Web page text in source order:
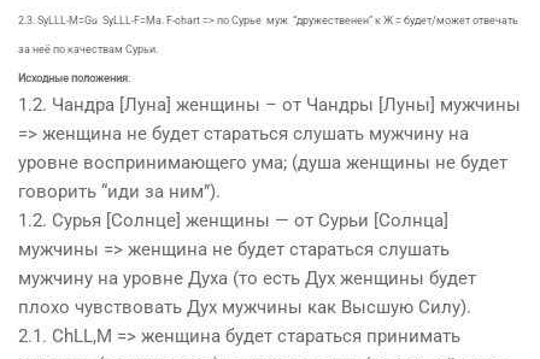
2.3. SyLLL-M=Gu SyLLL-F=Ma. F-chart => по Сурье муж “дружественен” к Ж = будет/может отвечать
за неё по качествам Сурьи.
Исходные положения:
1.2. Чандра [Луна] женщины – от Чандры [Луны] мужчины
=> женщина не будет стараться слушать мужчину на
уровне воспринимающего ума; (душа женщины не будет
говорить “иди за ним”).
1.2. Сурья [Солнце] женщины — от Сурьи [Солнца]
мужчины => женщина не будет стараться слушать
мужчину на уровне Духа (то есть Дух женщины будет
плохо чувствовать Дух мужчины как Высшую Силу).
2.1. ChLL,M => женщина будет стараться принимать